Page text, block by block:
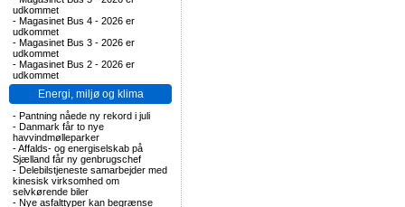
udkommet
- Magasinet Bus 4 - 2026 er
udkommet
- Magasinet Bus 3 - 2026 er
udkommet
- Magasinet Bus 2 - 2026 er
udkommet
Energi, miljø og klima
- Pantning nåede ny rekord i juli
- Danmark får to nye
havvindmølleparker
-Affalds- og energiselskab på
Sjælland får ny genbrugschef
- Delebilstjeneste samarbejder med
kinesisk virksomhed om
selvkørende biler
- Nye asfalttyper kan begrænse